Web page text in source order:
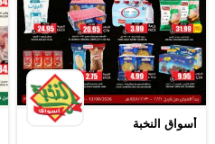
أسواق النخبة